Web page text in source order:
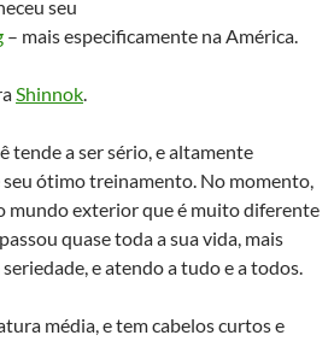
seu
– mais especificamente na América.
Shinnok.
tende a ser sério, e altamente
ótimo treinamento. No momento,
mundo exterior que é muito diferente
quase toda a sua vida, mais
e atendo a tudo e a todos.
média, e tem cabelos curtos e